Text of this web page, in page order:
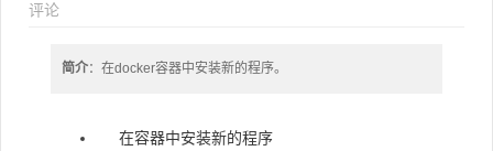
评论
简介：在docker容器中安装新的程序。
在容器中安装新的程序